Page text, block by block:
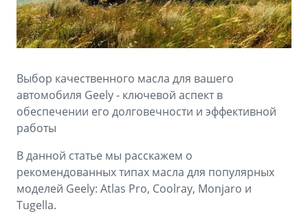
от 3 429 990 ₽* от 4 349 990 ₽*
PREFACE
от 3 079 990 ₽*
GEELY EX5
от 3 769 990 ₽*
Аксессуары
Зарядные устройства
ФИНАНСЫ И УСЛУГИ
Автокредит
Расчет КАСКО
Страхование
GEELY Лизинг
Советы по эксплуатации
Спецпредложения
ПОДДЕРЖКА
Помощь на дорогах
Гарантия Geely
Сервисная книжка
Вопросы и ответы
Выбор качественного масла для вашего
автомобиля Geely - ключевой аспект в
обеспечении его долговечности и эффективной
работы
В данной статье мы расскажем о
рекомендованных типах масла для популярных
моделей Geely: Atlas Pro, Coolray, Monjaro и
Tugella.